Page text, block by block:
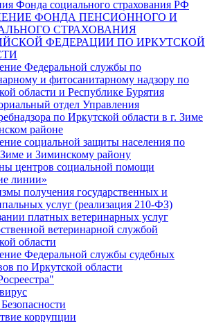
Фонда социального страхования РФ
ФОНДА ПЕНСИОННОГО И
СТРАХОВАНИЯ
ФЕДЕРАЦИИ ПО ИРКУТСКОЙ
Федеральной службы по
и фитосанитарному надзору по
области и Республике Бурятия
отдел Управления
по Иркутской области в г. Зиме
районе
социальной защиты населения по
и Зиминскому району
центров социальной помощи
линии»
получения государственных и
услуг (реализация 210-ФЗ)
платных ветеринарных услуг
ветеринарной службой
области
Федеральной службы судебных
по Иркутской области
коррупции